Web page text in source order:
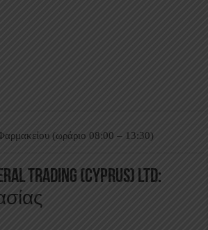
Trading (Cyprus) Ltd: